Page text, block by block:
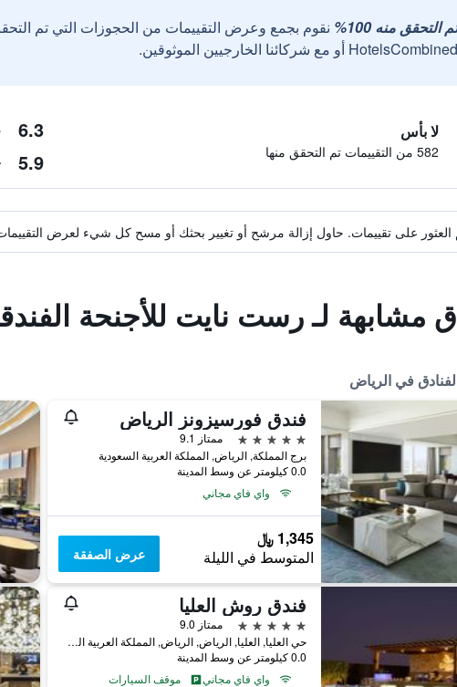
تم التحقق منه 100%
نقوم بجمع وعرض التقييمات من الحجوزات التي تم
HotelsCombined أو مع شركائنا الخارجيين الموثوقين.
لا بأس
582 من التقييمات تم التحقق منها
6.3
5.9
العثور على تقييمات. حاول إزالة مرشح أو تغيير بحثك أو مسح كل شيء لعرض
مشابهة لـ رست نايت للأجنحة
في الرياض
فندق فورسيزونز الرياض
5 نجوم
ممتاز 9.1
برج المملكة, الرياض, المملكة العربية السعودية
0.0 كيلومتر عن وسط المدينة
واي فاي مجاني
1,345 ﷼
المتوسط في الليلة عرض الصفقة
فندق روش العليا
5 نجوم
ممتاز 9.0
حي العليا, العليا, الرياض, الرياض, المملكة العربية السعودية
0.0 كيلومتر عن وسط المدينة
واي فاي مجاني
موقف السيارات